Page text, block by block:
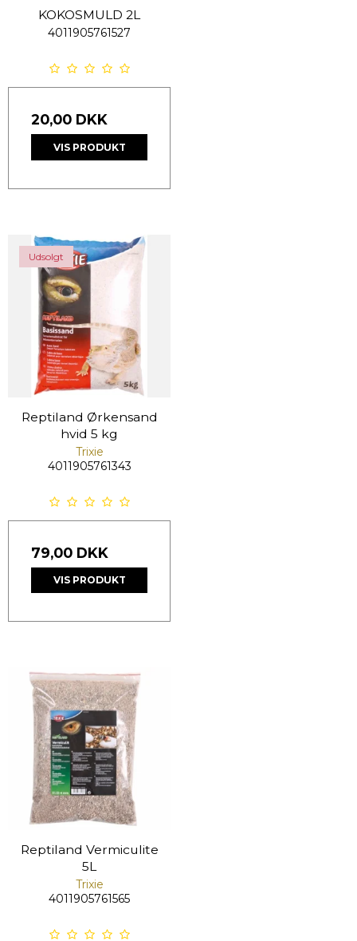
KOKOSMULD 2L
4011905761527
20,00 DKK
VIS PRODUKT
Udsolgt
Reptiland Ørkensand
hvid 5 kg
Trixie
4011905761343
79,00 DKK
VIS PRODUKT
Reptiland Vermiculite
5L
Trixie
4011905761565